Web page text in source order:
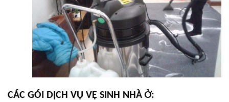
CÁC GÓI DỊCH VỤ VỆ SINH NHÀ Ở: